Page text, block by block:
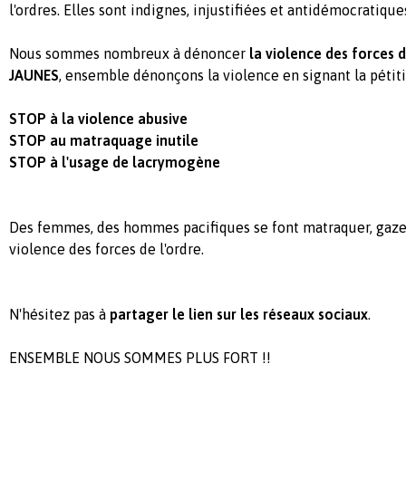
l'ordres. Elles sont indignes, injustifiées et
Nous sommes nombreux à dénoncer la violence des forces
JAUNES, ensemble dénonçons la violence en signant la
STOP à la violence abusive
STOP au matraquage inutile
STOP à l'usage de lacrymogène
Des femmes, des hommes pacifiques se font matraquer,
violence des forces de l'ordre.
N'hésitez pas à partager le lien sur les réseaux sociaux.
ENSEMBLE NOUS SOMMES PLUS FORT !!